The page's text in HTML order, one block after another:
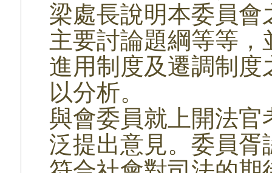
梁處長說明本委員
主要討論題綱等等
進用制度及遷調制
以分析。
與會委員就上開法
泛提出意見。委員